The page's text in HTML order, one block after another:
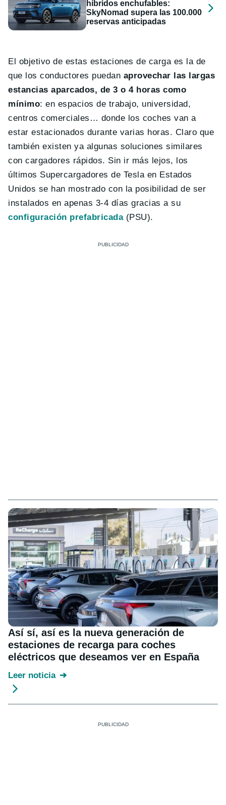
híbridos enchufables:
SkyNomad supera las 100.000
reservas anticipadas
El objetivo de estas estaciones de carga es la de
que los conductores puedan aprovechar las largas
estancias aparcados, de 3 o 4 horas como
mínimo: en espacios de trabajo, universidad,
centros comerciales… donde los coches van a
estar estacionados durante varias horas. Claro que
también existen ya algunas soluciones similares
con cargadores rápidos. Sin ir más lejos, los
últimos Supercargadores de Tesla en Estados
Unidos se han mostrado con la posibilidad de ser
instalados en apenas 3-4 días gracias a su
configuración prefabricada(PSU).
Así sí, así es la nueva generación de
estaciones de recarga para coches
eléctricos que deseamos ver en España
Leer noticia